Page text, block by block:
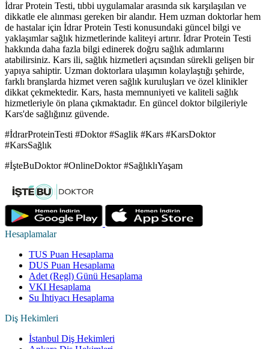
İdrar Protein Testi, tıbbi uygulamalar arasında sık karşılaşılan ve
dikkatle ele alınması gereken bir alandır. Hem uzman doktorlar hem
de hastalar için İdrar Protein Testi konusundaki güncel bilgi ve
yaklaşımlar sağlık hizmetlerinde kaliteyi artırır. İdrar Protein Testi
hakkında daha fazla bilgi edinerek doğru sağlık adımlarını
atabilirsiniz. Kars ili, sağlık hizmetleri açısından sürekli gelişen bir
yapıya sahiptir. Uzman doktorlara ulaşımın kolaylaştığı şehirde,
farklı branşlarda hizmet veren sağlık kuruluşları ve özel klinikler
dikkat çekmektedir. Kars, hasta memnuniyeti ve kaliteli sağlık
hizmetleriyle ön plana çıkmaktadır. En güncel doktor bilgileriyle
Kars'de sağlığınız güvende.
#İdrarProteinTesti #Doktor #Saglik #Kars #KarsDoktor
#KarsSağlık
#İşteBuDoktor #OnlineDoktor #SağlıklıYaşam
Hesaplamalar
TUS Puan Hesaplama
DUS Puan Hesaplama
Adet (Regl) Günü Hesaplama
VKI Hesaplama
Su İhtiyacı Hesaplama
Diş Hekimleri
İstanbul Diş Hekimleri